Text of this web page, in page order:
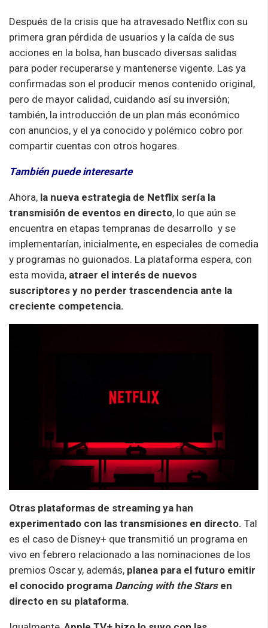
Después de la crisis que ha atravesado Netflix con su
primera gran pérdida de usuarios y la caída de sus
acciones en la bolsa, han buscado diversas salidas
para poder recuperarse y mantenerse vigente. Las ya
confirmadas son el producir menos contenido original,
pero de mayor calidad, cuidando así su inversión;
también, la introducción de un plan más económico
con anuncios, y el ya conocido y polémico cobro por
compartir cuentas con otros hogares.
También puede interesarte
Ahora, la nueva estrategia de Netflix sería la
transmisión de eventos en directo, lo que aún se
encuentra en etapas tempranas de desarrollo y se
implementarían, inicialmente, en especiales de comedia
y programas no guionados. La plataforma espera, con
esta movida, atraer el interés de nuevos
suscriptores y no perder trascendencia ante la
creciente competencia.
Otras plataformas de streaming ya han
experimentado con las transmisiones en directo. Tal
es el caso de Disney+ que transmitió un programa en
vivo en febrero relacionado a las nominaciones de los
premios Oscar y, además, planea para el futuro emitir
el conocido programa Dancing with the Starsen
directo en su plataforma.